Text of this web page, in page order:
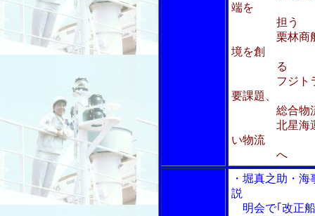
端を
担う
栗林商船 新
境を創
る
フジトラン
要課題、
総合物流
北星海運 大
い物流
へ
・堀真之助・
説
明会で｢改正